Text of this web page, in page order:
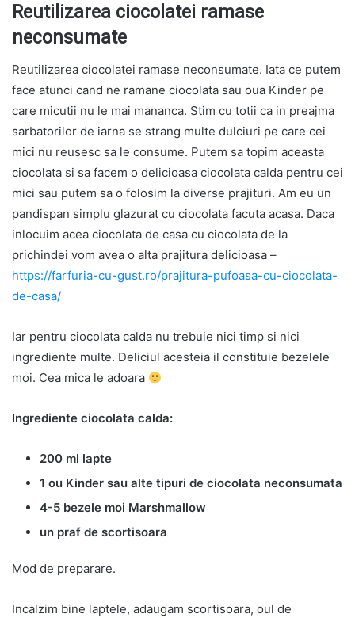
Reutilizarea ciocolatei ramase
neconsumate
Reutilizarea ciocolatei ramase neconsumate. Iata ce putem
face atunci cand ne ramane ciocolata sau oua Kinder pe
care micutii nu le mai mananca. Stim cu totii ca in preajma
sarbatorilor de iarna se strang multe dulciuri pe care cei
mici nu reusesc sa le consume. Putem sa topim aceasta
ciocolata si sa facem o delicioasa ciocolata calda pentru cei
mici sau putem sa o folosim la diverse prajituri. Am eu un
pandispan simplu glazurat cu ciocolata facuta acasa. Daca
inlocuim acea ciocolata de casa cu ciocolata de la
prichindei vom avea o alta prajitura delicioasa –
https://farfuria-cu-gust.ro/prajitura-pufoasa-cu-ciocolata-
de-casa/
Iar pentru ciocolata calda nu trebuie nici timp si nici
ingrediente multe. Deliciul acesteia il constituie bezelele
moi. Cea mica le adoara
Ingrediente ciocolata calda:
200 ml lapte
1 ou Kinder sau alte tipuri de ciocolata neconsumata
4-5 bezele moi Marshmallow
un praf de scortisoara
Mod de preparare.
Incalzim bine laptele, adaugam scortisoara, oul de